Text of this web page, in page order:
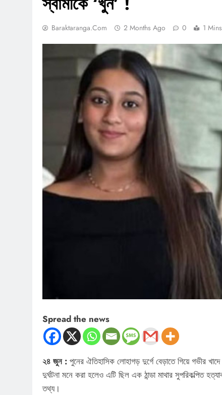
Baraktaranga.com 2 Months Ago 0 1 Mins
Spread the news
২৪ জুন : পুনের ঐতিহাসিক লোহাগড় দুর্গে বেড়াতে গিয়ে গভীর
দুর্ঘটনা মনে করা হলেও এটি ছিল এক ঠান্ডা মাথার সুপরিকল্পিত
তথ্য।